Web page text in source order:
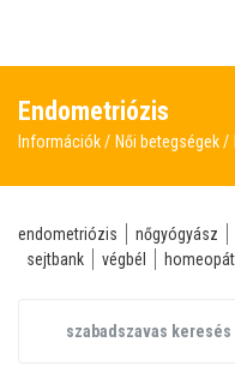
Endometriózis
Információk Női betegségek
endometriózis nőgyógyász
sejtbank
végbél